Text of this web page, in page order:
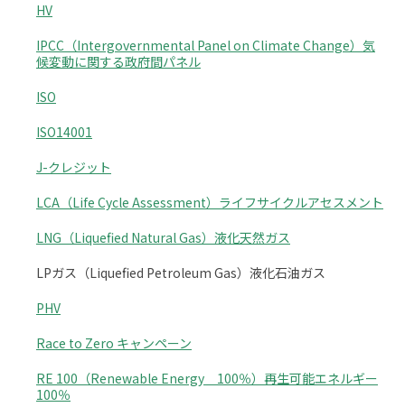
HV
IPCC（Intergovernmental Panel on Climate Change）気
候変動に関する政府間パネル
ISO
ISO14001
J-クレジット
LCA（Life Cycle Assessment）ライフサイクルアセスメント
LNG（Liquefied Natural Gas）液化天然ガス
LPガス（Liquefied Petroleum Gas）液化石油ガス
PHV
Race to Zero キャンペーン
RE 100（Renewable Energy 100％）再生可能エネルギー
100％